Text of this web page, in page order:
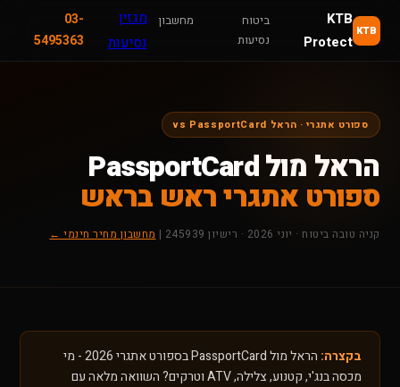
KTB
KTB
Protect
ביטוח
נסיעות
מחשבון
מגזין
נסיעות
03-
5495363
ספורט אתגרי · הראל vs PassportCard
הראל מול PassportCard
ספורט אתגרי ראש בראש
קניה טובה ביטוח · יוני 2026 · רישיון 245939 | מחשבון מחיר חינמי ←
בקצרה:
הראל מול PassportCard בספורט אתגרי 2026 - מי
מכסה בנג'י, קטנוע, צלילה, ATV וטרקים? השוואה מלאה עם